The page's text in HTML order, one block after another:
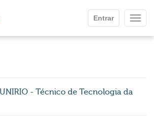
Entrar
- Técnico de Tecnologia da